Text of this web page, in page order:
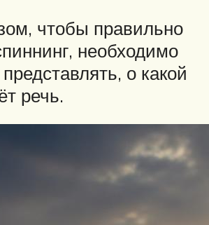
чтобы правильно
необходимо
о какой
речь.